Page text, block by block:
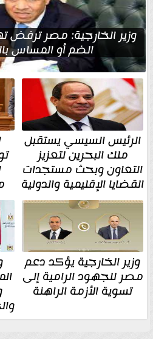
وزير الخارجية: مصر ترفض
الضم أو المساس
الرئيس السيسي يستقبل
ملك البحرين لتعزيز
التعاون وبحث مستجدات
القضايا الإقليمية والدولية
وزير الخارجية يؤكد دعم
مصر للجهود الرامية إلى
تسوية الأزمة الراهنة